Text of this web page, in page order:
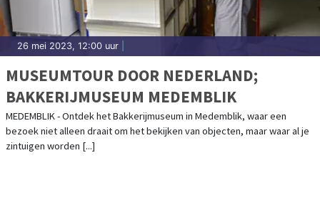
26 mei 2023, 12:00 uur
MUSEUMTOUR DOOR NEDERLAND;
BAKKERIJMUSEUM MEDEMBLIK
MEDEMBLIK - Ontdek het Bakkerijmuseum in Medemblik, waar een
bezoek niet alleen draait om het bekijken van objecten, maar waar al je
zintuigen worden [...]